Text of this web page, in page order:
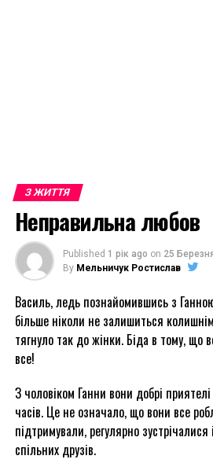
З ЖИТТЯ
Неправильна любов
Published 1 рік ago on 25
By Мельничук Ростислав
Василь, ледь познайомившись з
більше ніколи не залишиться
тягнуло так до жінки. Біда в тому, що
все!
З чоловіком Ганни вони добрі
часів. Це не означало, що вони все
підтримували, регулярно
спільних друзів.